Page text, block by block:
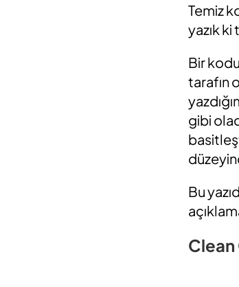
Temiz
yazık
Bir
tarafın
gibi
Bu
Clean